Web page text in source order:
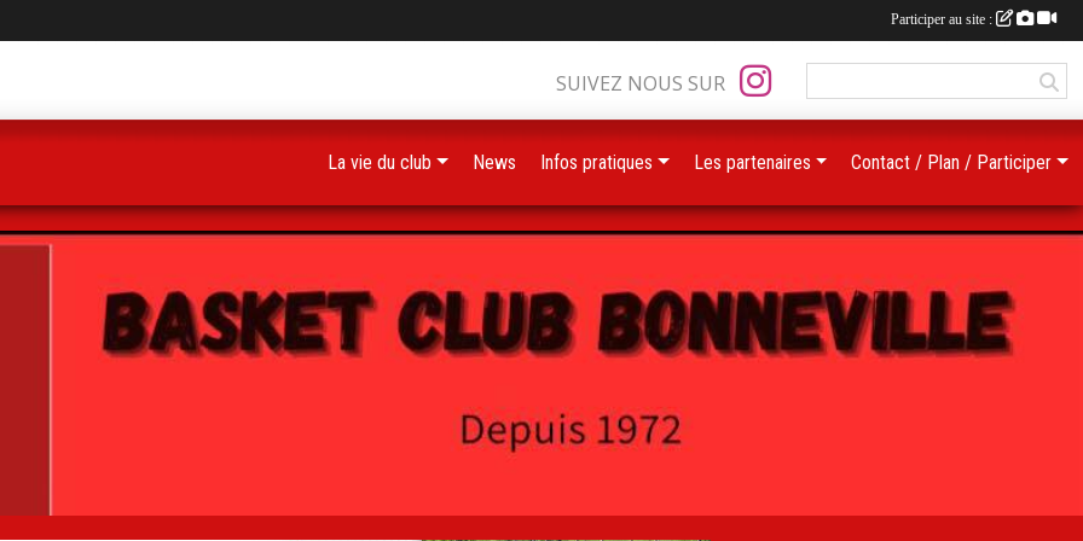
SUIVEZ NOUS SUR
La vie du club News Infos pratiques Les partenaires Contact / Plan / Participer
Participer au site :